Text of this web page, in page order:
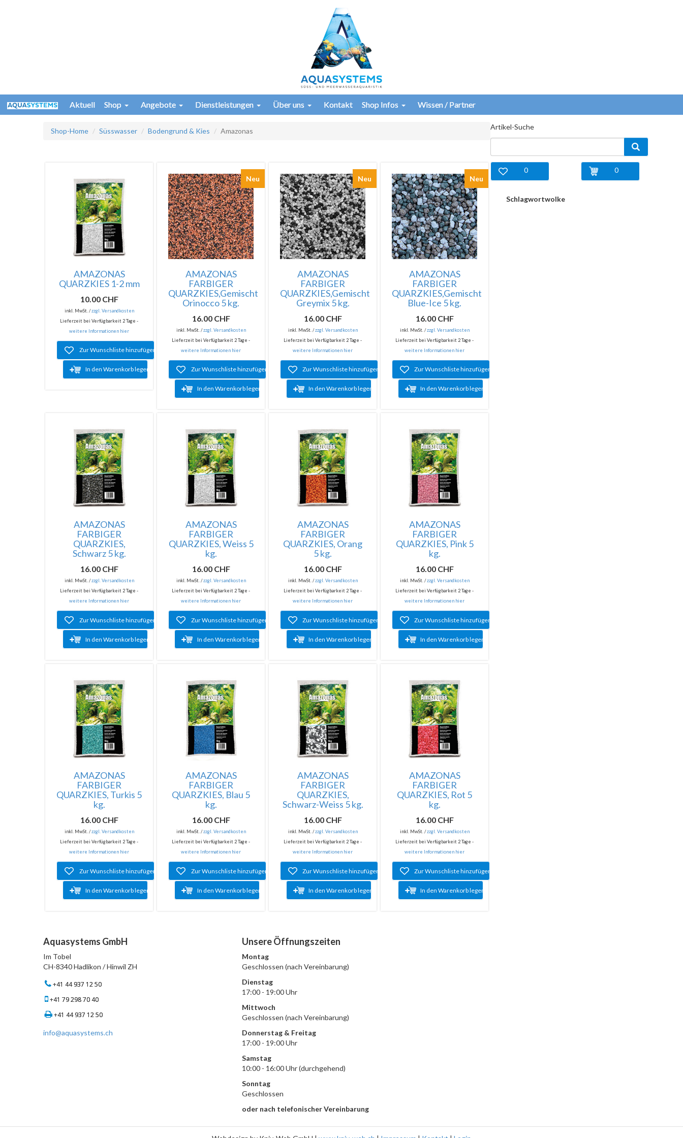
Aktuell Shop Angebote Dienstleistungen Über uns Kontakt Shop Infos Wissen / Partner
Shop-Home Süsswasser Bodengrund & Kies Amazonas
AMAZONAS
QUARZKIES 1-2 mm
10.00 CHF
inkl. MwSt. /zzgl. Versandkosten
Lieferzeit bei Verfügbarkeit 2 Tage -
weitere Informationen hier
Zur Wunschliste hinzufügen
In den Warenkorb legen
Neu
AMAZONAS
FARBIGER
QUARZKIES,Gemischt
Orinocco 5 kg.
16.00 CHF
inkl. MwSt. /zzgl. Versandkosten
Lieferzeit bei Verfügbarkeit 2 Tage -
weitere Informationen hier
Zur Wunschliste hinzufügen
In den Warenkorb legen
Neu
AMAZONAS
FARBIGER
QUARZKIES,Gemischt
Greymix 5 kg.
16.00 CHF
inkl. MwSt. /zzgl. Versandkosten
Lieferzeit bei Verfügbarkeit 2 Tage -
weitere Informationen hier
Zur Wunschliste hinzufügen
In den Warenkorb legen
Neu
AMAZONAS
FARBIGER
QUARZKIES,Gemischt
Blue-Ice 5 kg.
16.00 CHF
inkl. MwSt. /zzgl. Versandkosten
Lieferzeit bei Verfügbarkeit 2 Tage -
weitere Informationen hier
Zur Wunschliste hinzufügen
In den Warenkorb legen
AMAZONAS
FARBIGER
QUARZKIES,
Schwarz 5 kg.
16.00 CHF
inkl. MwSt. /zzgl. Versandkosten
Lieferzeit bei Verfügbarkeit 2 Tage -
weitere Informationen hier
Zur Wunschliste hinzufügen
In den Warenkorb legen
AMAZONAS
FARBIGER
QUARZKIES, Weiss 5
kg.
16.00 CHF
inkl. MwSt. /zzgl. Versandkosten
Lieferzeit bei Verfügbarkeit 2 Tage -
weitere Informationen hier
Zur Wunschliste hinzufügen
In den Warenkorb legen
AMAZONAS
FARBIGER
QUARZKIES, Orang
5 kg.
16.00 CHF
inkl. MwSt. /zzgl. Versandkosten
Lieferzeit bei Verfügbarkeit 2 Tage -
weitere Informationen hier
Zur Wunschliste hinzufügen
In den Warenkorb legen
AMAZONAS
FARBIGER
QUARZKIES, Pink 5
kg.
16.00 CHF
inkl. MwSt. /zzgl. Versandkosten
Lieferzeit bei Verfügbarkeit 2 Tage -
weitere Informationen hier
Zur Wunschliste hinzufügen
In den Warenkorb legen
AMAZONAS
FARBIGER
QUARZKIES, Turkis 5
kg.
16.00 CHF
inkl. MwSt. /zzgl. Versandkosten
Lieferzeit bei Verfügbarkeit 2 Tage -
weitere Informationen hier
Zur Wunschliste hinzufügen
In den Warenkorb legen
AMAZONAS
FARBIGER
QUARZKIES, Blau 5
kg.
16.00 CHF
inkl. MwSt. /zzgl. Versandkosten
Lieferzeit bei Verfügbarkeit 2 Tage -
weitere Informationen hier
Zur Wunschliste hinzufügen
In den Warenkorb legen
AMAZONAS
FARBIGER
QUARZKIES,
Schwarz-Weiss 5 kg.
16.00 CHF
inkl. MwSt. /zzgl. Versandkosten
Lieferzeit bei Verfügbarkeit 2 Tage -
weitere Informationen hier
Zur Wunschliste hinzufügen
In den Warenkorb legen
AMAZONAS
FARBIGER
QUARZKIES, Rot 5
kg.
16.00 CHF
inkl. MwSt. /zzgl. Versandkosten
Lieferzeit bei Verfügbarkeit 2 Tage -
weitere Informationen hier
Zur Wunschliste hinzufügen
In den Warenkorb legen
Artikel-Suche
0
0
Schlagwortwolke
Aquasystems GmbH
Im Tobel
CH-8340 Hadlikon / Hinwil ZH
+41 44 937 12 50
+41 79 298 70 40
+41 44 937 12 50
info@aquasystems.ch
Unsere Öffnungszeiten
Montag
Geschlossen (nach Vereinbarung)
Dienstag
17:00 - 19:00 Uhr
Mittwoch
Geschlossen (nach Vereinbarung)
Donnerstag & Freitag
17:00 - 19:00 Uhr
Samstag
10:00 - 16:00 Uhr (durchgehend)
Sonntag
Geschlossen
oder nach telefonischer Vereinbarung